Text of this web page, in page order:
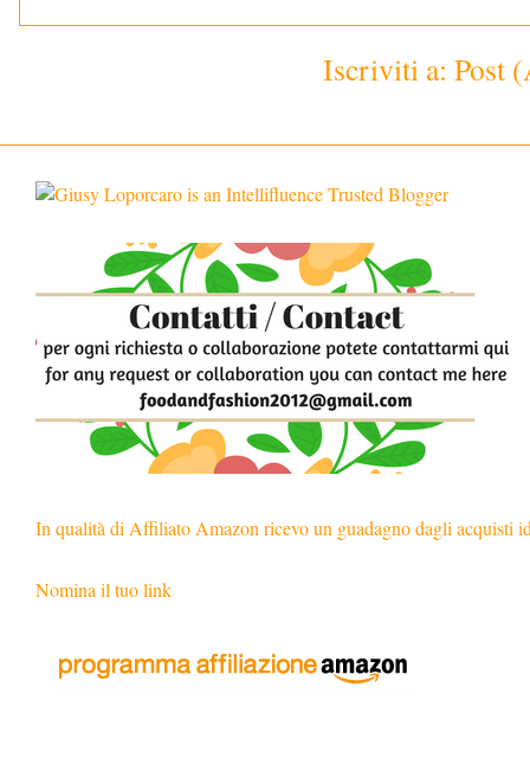
Iscriviti a: Post
In qualità di Affiliato Amazon ricevo un guadagno dagli acquisti
Nomina il tuo link